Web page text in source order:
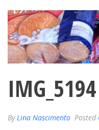
IMG_5194
By Lina Nascimento Posted